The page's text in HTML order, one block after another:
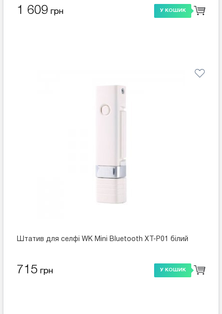
1 609 грн У КОШИК
Штатив для селфі WK Mini Bluetooth XT-P01 білий
715 грн У КОШИК